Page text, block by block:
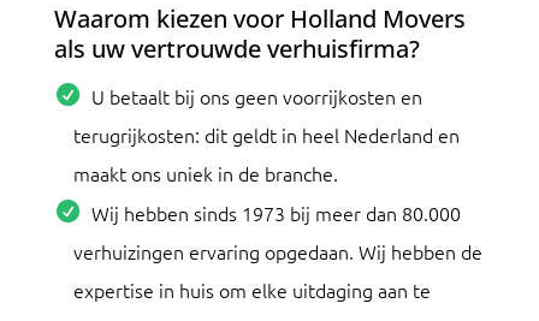
Waarom kiezen voor Holland Movers
als uw vertrouwde verhuisfirma?
U betaalt bij ons geen voorrijkosten en
terugrijkosten: dit geldt in heel Nederland en
maakt ons uniek in de branche.
Wij hebben sinds 1973 bij meer dan 80.000
verhuizingen ervaring opgedaan. Wij hebben de
expertise in huis om elke uitdaging aan te